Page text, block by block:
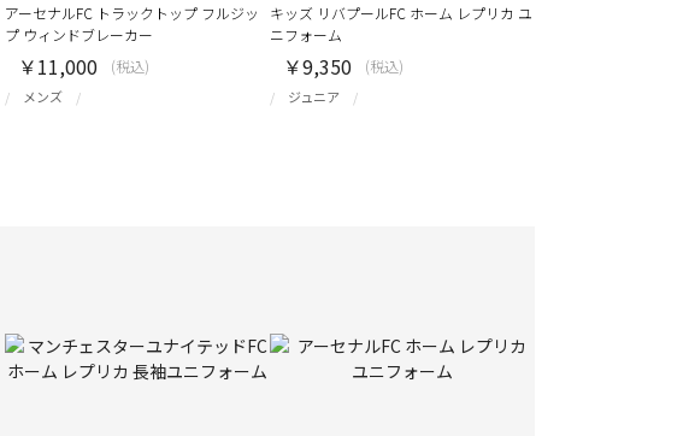
アーセナルFC トラックトップ フルジッ
プ ウィンドブレーカー
メンズ
￥11,000 (税込)
キッズ リバプールFC ホーム レプリカ ユ
ニフォーム
ジュニア
￥9,350 (税込)